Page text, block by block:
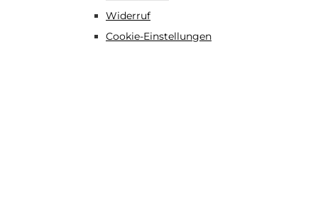
Widerruf
Cookie-Einstellungen